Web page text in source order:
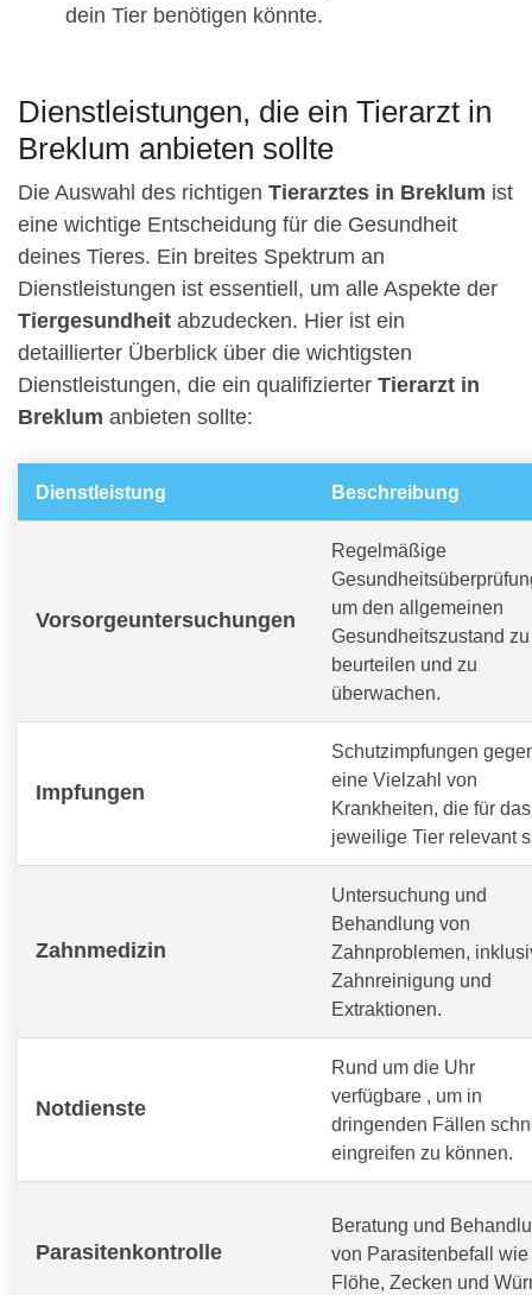
dein Tier benötigen könnte.
Dienstleistungen, die ein Tierarzt in
Breklum anbieten sollte
Die Auswahl des richtigen Tierarztes in Breklum ist
eine wichtige Entscheidung für die Gesundheit
deines Tieres. Ein breites Spektrum an
Dienstleistungen ist essentiell, um alle Aspekte der
Tiergesundheit abzudecken. Hier ist ein
detaillierter Überblick über die wichtigsten
Dienstleistungen, die ein qualifizierter Tierarzt in
Breklum anbieten sollte:
Dienstleistung Beschreibung
Vorsorgeuntersuchungen
Regelmäßige
um den allgemeinen
Gesundheitszustand zu
beurteilen und zu
überwachen.
Impfungen
Schutzimpfungen
eine Vielzahl von
Krankheiten, die für das
jeweilige Tier relevant
Zahnmedizin
Untersuchung und
Behandlung von
Zahnproblemen,
Zahnreinigung und
Extraktionen.
Notdienste
Rund um die Uhr
verfügbare , um in
dringenden Fällen
eingreifen zu können.
Parasitenkontrolle
Beratung und
von Parasitenbefall wie
Flöhe, Zecken und